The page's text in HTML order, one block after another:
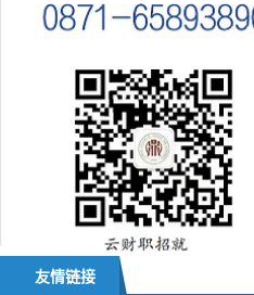
友情链接